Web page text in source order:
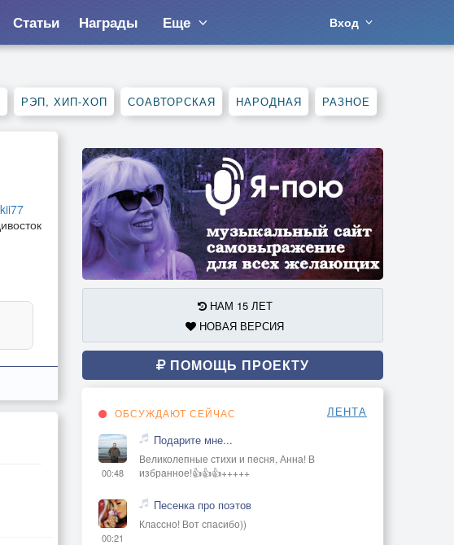
Статьи Награды Еще Вход
РЭП, ХИП-ХОП СОАВТОРСКАЯ НАРОДНАЯ РАЗНОЕ
НАМ 15 ЛЕТ
НОВАЯ ВЕРСИЯ
ПОМОЩЬ ПРОЕКТУ
ОБСУЖДАЮТ СЕЙЧАС ЛЕНТА
00:48
Подарите мне...
Великолепные стихи и песня, Анна! В
избранное!👍👍👍+++++
00:21
Песенка про поэтов
Классно! Вот спасибо))